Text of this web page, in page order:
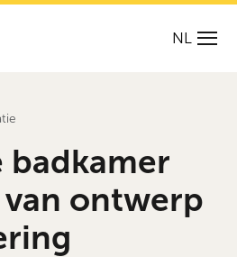
NL
badkamer
ontwerp